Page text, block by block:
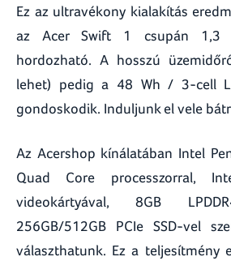
Ez az ultravékony kialakítás
az Acer Swift 1 csupán 1,3
hordozható. A hosszú
lehet) pedig a 48 Wh / 3-cell
gondoskodik. Induljunk el vele
Az Acershop kínálatában Intel
Quad Core processzorral,
videokártyával, 8GB
256GB/512GB PCIe SSD-vel
választhatunk. Ez a teljesítmény